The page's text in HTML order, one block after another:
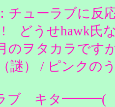
チューラブに反
どうせhawk氏
ヲタカラです
謎） / ピンクの
ブ キタ━━━(